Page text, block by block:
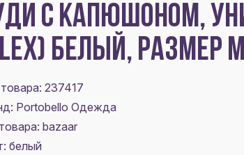
С КАПЮШОНОМ,
БЕЛЫЙ, РАЗМЕР M
237417
Portobello Одежда
bazaar
белый